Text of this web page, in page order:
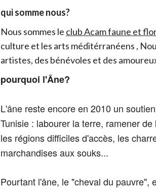
qui somme nous?
Nous sommes le club Acam faune et
culture et les arts méditérranéens ,
artistes, des bénévoles et des
pourquoi l'Âne?
L'âne reste encore en 2010 un
Tunisie : labourer la terre, ramener
les régions difficiles d'accès, les
marchandises aux souks...
Pourtant l'âne, le "cheval du pauvre",